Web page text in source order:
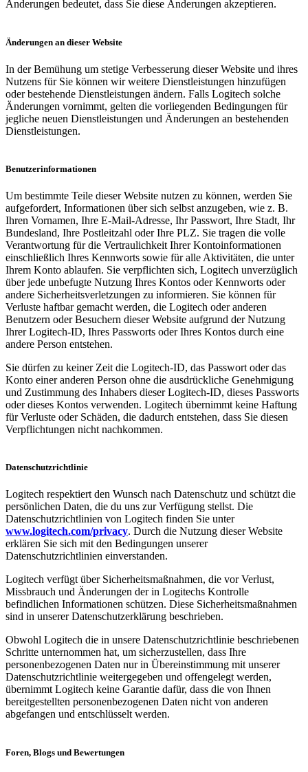
Änderungen bedeutet, dass Sie diese Änderungen akzeptieren.
Änderungen an dieser Website
In der Bemühung um stetige Verbesserung dieser Website und ihres
Nutzens für Sie können wir weitere Dienstleistungen hinzufügen
oder bestehende Dienstleistungen ändern. Falls Logitech solche
Änderungen vornimmt, gelten die vorliegenden Bedingungen für
jegliche neuen Dienstleistungen und Änderungen an bestehenden
Dienstleistungen.
Benutzerinformationen
Um bestimmte Teile dieser Website nutzen zu können, werden Sie
aufgefordert, Informationen über sich selbst anzugeben, wie z. B.
Ihren Vornamen, Ihre E-Mail-Adresse, Ihr Passwort, Ihre Stadt, Ihr
Bundesland, Ihre Postleitzahl oder Ihre PLZ. Sie tragen die volle
Verantwortung für die Vertraulichkeit Ihrer Kontoinformationen
einschließlich Ihres Kennworts sowie für alle Aktivitäten, die unter
Ihrem Konto ablaufen. Sie verpflichten sich, Logitech unverzüglich
über jede unbefugte Nutzung Ihres Kontos oder Kennworts oder
andere Sicherheitsverletzungen zu informieren. Sie können für
Verluste haftbar gemacht werden, die Logitech oder anderen
Benutzern oder Besuchern dieser Website aufgrund der Nutzung
Ihrer Logitech-ID, Ihres Passworts oder Ihres Kontos durch eine
andere Person entstehen.
Sie dürfen zu keiner Zeit die Logitech-ID, das Passwort oder das
Konto einer anderen Person ohne die ausdrückliche Genehmigung
und Zustimmung des Inhabers dieser Logitech-ID, dieses Passworts
oder dieses Kontos verwenden. Logitech übernimmt keine Haftung
für Verluste oder Schäden, die dadurch entstehen, dass Sie diesen
Verpflichtungen nicht nachkommen.
Datenschutzrichtlinie
Logitech respektiert den Wunsch nach Datenschutz und schützt die
persönlichen Daten, die du uns zur Verfügung stellst. Die
Datenschutzrichtlinien von Logitech finden Sie unter
www.logitech.com/privacy. Durch die Nutzung dieser Website
erklären Sie sich mit den Bedingungen unserer
Datenschutzrichtlinien einverstanden.
Logitech verfügt über Sicherheitsmaßnahmen, die vor Verlust,
Missbrauch und Änderungen der in Logitechs Kontrolle
befindlichen Informationen schützen. Diese Sicherheitsmaßnahmen
sind in unserer Datenschutzerklärung beschrieben.
Obwohl Logitech die in unsere Datenschutzrichtlinie beschriebenen
Schritte unternommen hat, um sicherzustellen, dass Ihre
personenbezogenen Daten nur in Übereinstimmung mit unserer
Datenschutzrichtlinie weitergegeben und offengelegt werden,
übernimmt Logitech keine Garantie dafür, dass die von Ihnen
bereitgestellten personenbezogenen Daten nicht von anderen
abgefangen und entschlüsselt werden.
Foren, Blogs und Bewertungen